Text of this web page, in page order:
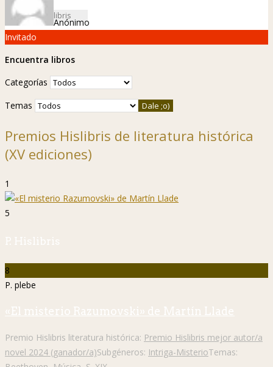
Anónimo
Invitado
Encuentra libros
Categorías
Temas
Premios Hislibris de literatura histórica
(XV ediciones)
1
5
P. Hislibris
8
P. plebe
«El misterio Razumovski» de Martín Llade
Premio Hislibris literatura histórica: Premio Hislibris mejor autor/a
novel 2024 (ganador/a)Subgéneros: Intriga-MisterioTemas: